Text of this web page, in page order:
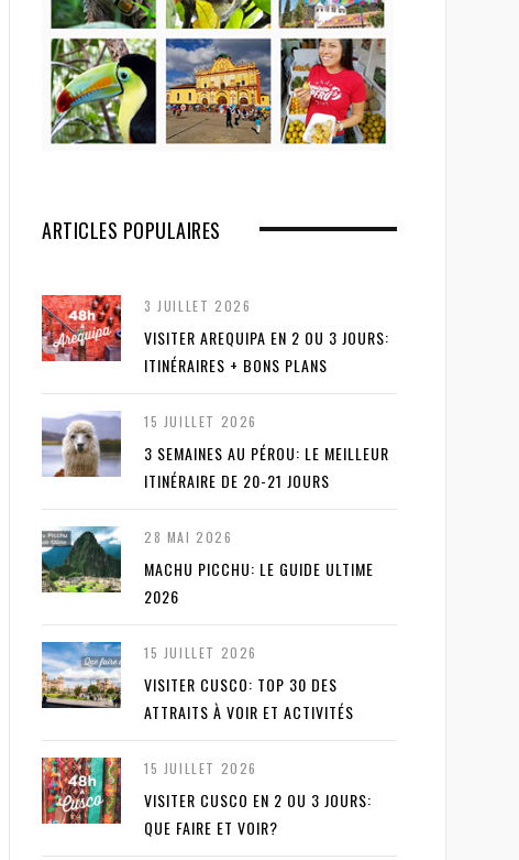
ARTICLES POPULAIRES
3 JUILLET 2026
VISITER AREQUIPA EN 2 OU 3 JOURS:
ITINÉRAIRES + BONS PLANS
15 JUILLET 2026
3 SEMAINES AU PÉROU: LE MEILLEUR
ITINÉRAIRE DE 20-21 JOURS
28 MAI 2026
MACHU PICCHU: LE GUIDE ULTIME
2026
15 JUILLET 2026
VISITER CUSCO: TOP 30 DES
ATTRAITS À VOIR ET ACTIVITÉS
15 JUILLET 2026
VISITER CUSCO EN 2 OU 3 JOURS:
QUE FAIRE ET VOIR?